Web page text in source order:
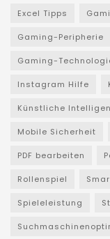
Excel Tipps
Gaming-Peripherie
Gaming-
Instagram Hilfe
Künstliche
Mobile Sicherheit
PDF bearbeiten
Rollenspiel
Spieleleistung